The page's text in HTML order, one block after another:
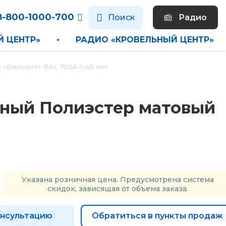
800-1000-700 Поиск Радио
ЦЕНТР» • РАДИО «КРОВЕЛЬНЫЙ
RAL 7024 0,45 мм
Полиэстер матовый
Указана розничная цена. Предусмотрена система
скидок, зависящая от объема заказа.
Обратиться в пункты продаж